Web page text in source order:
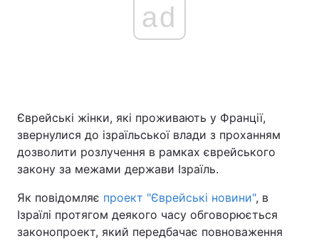
Головна Війна
Україна Політика
ad
Єврейські жінки, які проживають у Франції,
звернулися до ізраїльської влади з проханням
дозволити розлучення в рамках єврейського
закону за межами держави Ізраїль.
Як повідомляє проект "Єврейські новини", в
Ізраїлі протягом деякого часу обговорюється
законопроект, який передбачає повноваження